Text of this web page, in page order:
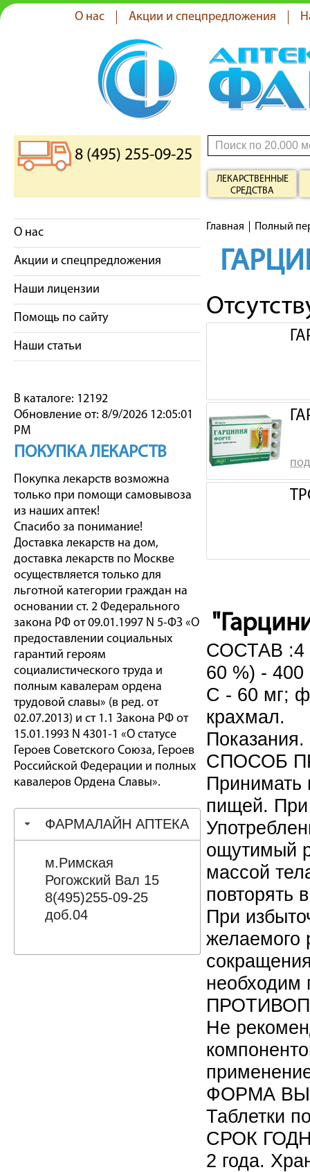
О нас Акции и спецпредложения
8 (495) 255-09-25
ЛЕКАРСТВЕННЫЕ
СРЕДСТВА
О нас
Акции и спецпредложения
Наши лицензии
Помощь по сайту
Наши статьи
В каталоге: 12192
Обновление от: 8/9/2026 12:05:01
PM
ПОКУПКА ЛЕКАРСТВ
Покупка лекарств возможна
только при помощи самовывоза
из наших аптек!
Спасибо за понимание!
Доставка лекарств на дом,
доставка лекарств по Москве
осуществляется только для
льготной категории граждан на
основании ст. 2 Федерального
закона РФ от 09.01.1997 N 5-ФЗ «О
предоставлении социальных
гарантий героям
социалистического труда и
полным кавалерам ордена
трудовой славы» (в ред. от
02.07.2013) и ст 1.1 Закона РФ от
15.01.1993 N 4301-1 «О статусе
Героев Советского Союза, Героев
Российской Федерации и полных
кавалеров Ордена Славы».
ФАРМАЛАЙН АПТЕКА
м.Римская
Рогожский Вал 15
8(495)255-09-25
доб.04
Главная Полный
"
СОСТАВ :4
60 %) - 400
С - 60 мг;
крахмал.
СПОСОБ
Принимать
пищей. При
ощутимый
массой
повторять
При
желаемого
необходим
Не
ФОРМА
Таблетки
СРОК
2 года.